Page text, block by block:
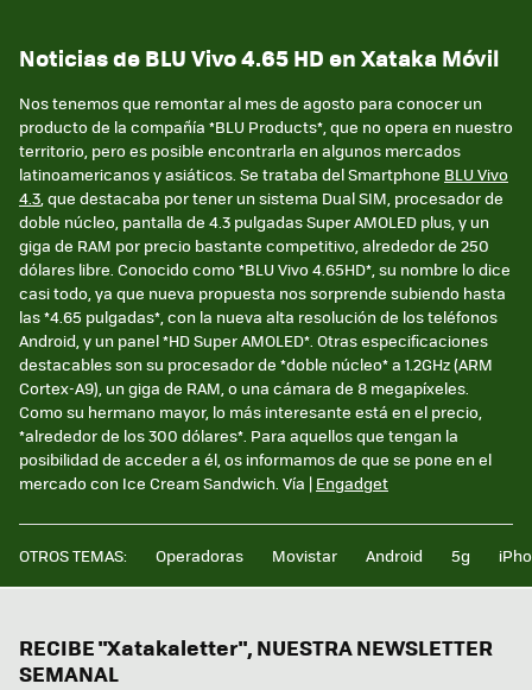
Noticias de BLU Vivo 4.65 HD en Xataka Móvil
Nos tenemos que remontar al mes de agosto para conocer un
producto de la compañía *BLU Products*, que no opera en nuestro
territorio, pero es posible encontrarla en algunos mercados
latinoamericanos y asiáticos. Se trataba del Smartphone BLU Vivo
4.3, que destacaba por tener un sistema Dual SIM, procesador de
doble núcleo, pantalla de 4.3 pulgadas Super AMOLED plus, y un
giga de RAM por precio bastante competitivo, alrededor de 250
dólares libre. Conocido como *BLU Vivo 4.65HD*, su nombre lo dice
casi todo, ya que nueva propuesta nos sorprende subiendo hasta
las *4.65 pulgadas*, con la nueva alta resolución de los teléfonos
Android, y un panel *HD Super AMOLED*. Otras especificaciones
destacables son su procesador de *doble núcleo* a 1.2GHz (ARM
Cortex-A9), un giga de RAM, o una cámara de 8 megapíxeles.
Como su hermano mayor, lo más interesante está en el precio,
*alrededor de los 300 dólares*. Para aquellos que tengan la
posibilidad de acceder a él, os informamos de que se pone en el
mercado con Ice Cream Sandwich. Vía | Engadget
OTROS TEMAS: Operadoras Movistar Android 5g
RECIBE "Xatakaletter", NUESTRA NEWSLETTER
SEMANAL